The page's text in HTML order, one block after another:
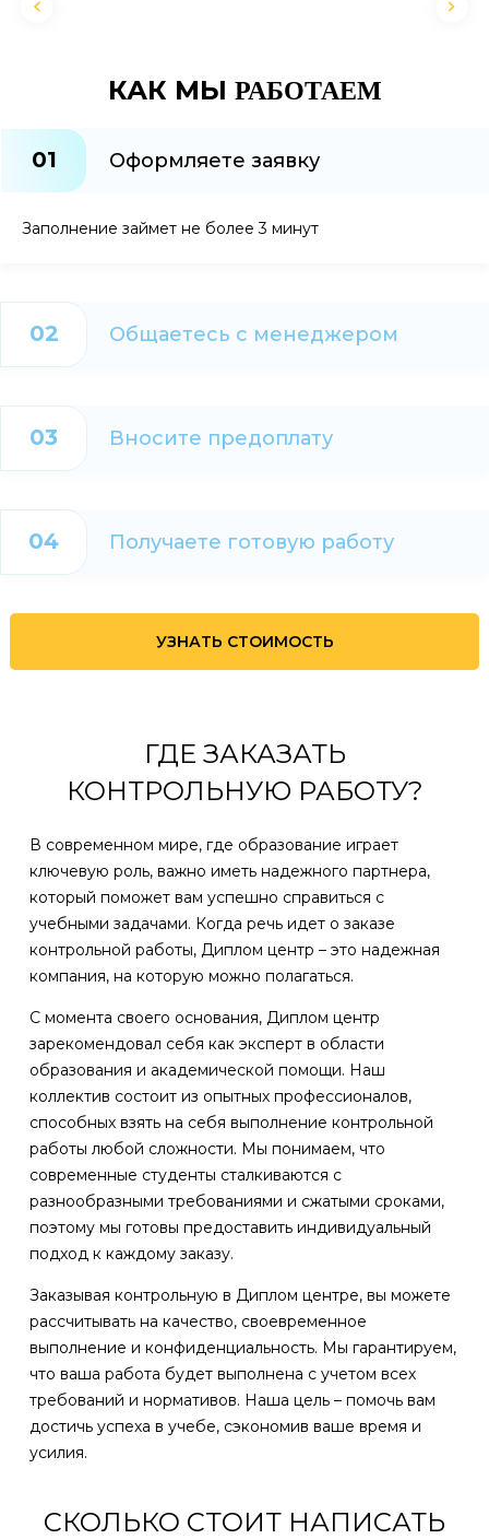
КАК МЫ РАБОТАЕМ
01 Оформляете заявку
Заполнение займет не более 3 минут
02 Общаетесь с менеджером
03 Вносите предоплату
04 Получаете готовую работу
УЗНАТЬ СТОИМОСТЬ
ГДЕ ЗАКАЗАТЬ
КОНТРОЛЬНУЮ РАБОТУ?
В современном мире, где образование играет
ключевую роль, важно иметь надежного партнера,
который поможет вам успешно справиться с
учебными задачами. Когда речь идет о заказе
контрольной работы, Диплом центр – это надежная
компания, на которую можно полагаться.
С момента своего основания, Диплом центр
зарекомендовал себя как эксперт в области
образования и академической помощи. Наш
коллектив состоит из опытных профессионалов,
способных взять на себя выполнение контрольной
работы любой сложности. Мы понимаем, что
современные студенты сталкиваются с
разнообразными требованиями и сжатыми сроками,
поэтому мы готовы предоставить индивидуальный
подход к каждому заказу.
Заказывая контрольную в Диплом центре, вы можете
рассчитывать на качество, своевременное
выполнение и конфиденциальность. Мы гарантируем,
что ваша работа будет выполнена с учетом всех
требований и нормативов. Наша цель – помочь вам
достичь успеха в учебе, сэкономив ваше время и
усилия.
СКОЛЬКО СТОИТ НАПИСАТЬ